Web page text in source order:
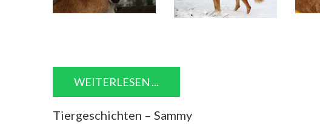
WEITERLESEN ...
Tiergeschichten – Sammy